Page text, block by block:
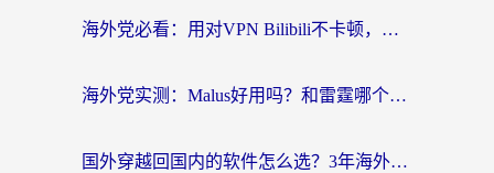
海外党必看：用对VPN Bilibili不卡顿，英国玩国内游戏也丝滑——2026回国加速器选择指南
海外党实测：Malus好用吗？和雷霆哪个好？+ 3款热门加速器深度对比
国外穿越回国内的软件怎么选？3年海外党亲测实用指南，告别地域限制